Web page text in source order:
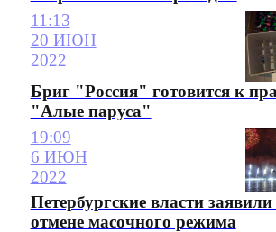
11:13
20 ИЮН
2022
Бриг "Россия" готовится к
"Алые паруса"
19:09
6 ИЮН
2022
Петербургские власти заявили
отмене масочного режима